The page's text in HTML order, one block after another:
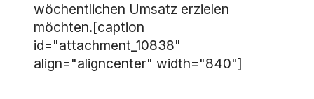
wöchentlichen Umsatz erzielen
möchten.[caption
id="attachment_10838"
align="aligncenter" width="840"]